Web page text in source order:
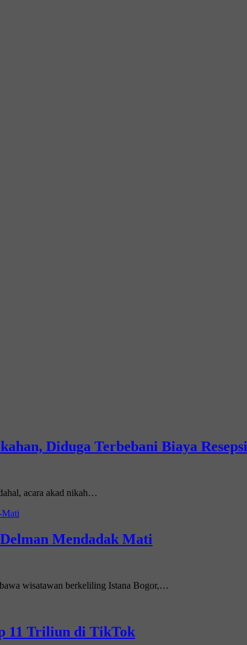
Diduga Terbebani Biaya Resepsi
acara akad nikah…
Mendadak Mati
wisatawan berkeliling Istana Bogor,…
11 Triliun di TikTok